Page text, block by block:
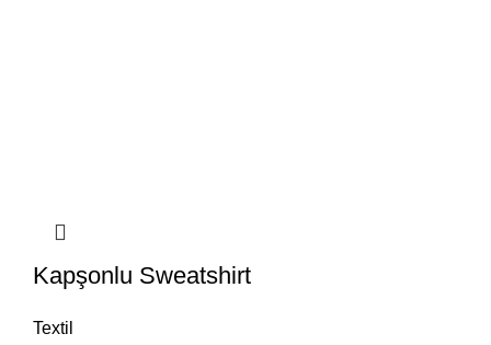
Kapşonlu Sweatshirt
Textil